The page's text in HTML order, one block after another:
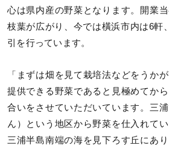
心は県内産の野菜となります。開業
枝葉が広がり、今では橫浜市内は6軒
引を行っています。
「まずは畑を見て栽培法などをうか
提供できる野菜であると見極めてか
合いをさせていただいています。三
ん）という地区から野菜を仕入れて
三浦半島南端の海を見下ろす丘にあ